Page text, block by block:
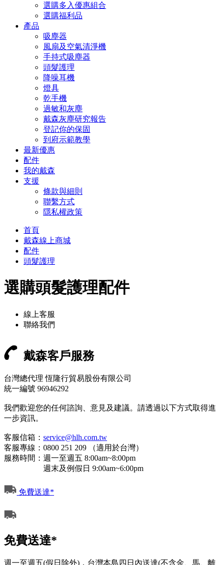
選購多入優惠組合
選購福利品
產品
吸塵器
風扇及空氣清淨機
手持式吸塵器
頭髮護理
降噪耳機
燈具
乾手機
過敏和灰塵
戴森灰塵研究報告
登記你的保固
到府示範教學
最新優惠
配件
我的戴森
支援
條款與細則
聯繫方式
隱私權政策
首頁
戴森線上商城
配件
頭髮護理
選購頭髮護理配件
線上客服
聯絡我們
戴森客戶服務
台灣總代理 恆隆行貿易股份有限公司
統一編號 96946292
我們歡迎您的任何諮詢、意見及建議。請透過以下方式取得進
一步資訊。
客服信箱： service@hlh.com.tw
客服專線：0800 251 209 （適用於台灣）
服務時間：週一至週五 8:00am~8:00pm
週末及例假日 9:00am~6:00pm
免費送達*
免費送達*
週一至週五(假日除外)，台灣本島四日內送達(不含金、馬、離